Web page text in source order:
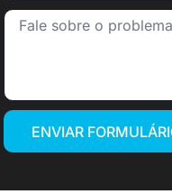
ENVIAR